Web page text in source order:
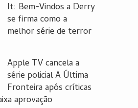
It: Bem-Vindos a Derry
se firma como a
melhor série de terror
Apple TV cancela a
série policial A Última
Fronteira após críticas
aprovação